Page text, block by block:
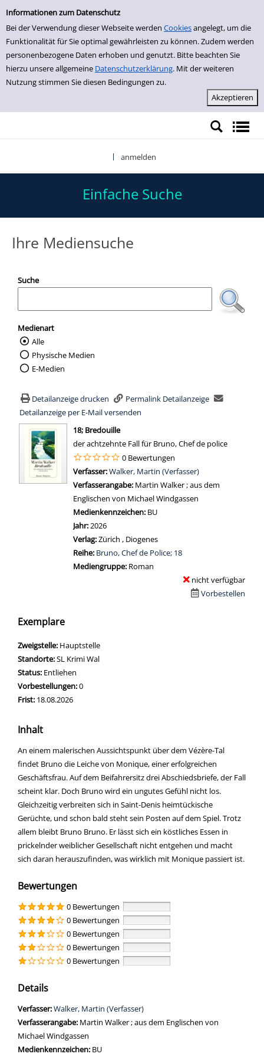
Einfache Suche
Informationen zum Datenschutz
Bei der Verwendung dieser Webseite werden Cookiesangelegt, um die
Funktionalität für Sie optimal gewährleisten zu können. Zudem werden
personenbezogene Daten erhoben und genutzt. Bitte beachten Sie
hierzu unsere allgemeine Datenschutzerklärung. Mit der weiteren
Nutzung stimmen Sie diesen Bedingungen zu.
Zur Detailanzeige springen
anmelden
Einfache Suche
Ihre Mediensuche
Suche
Medienart
Wählen Sie die Medienart nach der Sie
Alle
Physische Medien
E-Medien
Detailanzeige drucken
Permalink Detailanzeige
Detailanzeige per E-Mail versenden
wird in neuem Tab geöffnet
18; Bredouille
der achtzehnte Fall für Bruno, Chef de police
0 Bewertungen
Verfasser:Suche nach diesem Verfasser
Walker, Martin (Verfasser)
Verfasserangabe: Martin Walker ; aus dem
Englischen von Michael Windgassen
Medienkennzeichen: BU
Jahr: 2026
Verlag:Zürich , Diogenes
Reihe: Bruno, Chef de Police; 18
Mediengruppe: Roman
nicht verfügbar
Vorbestellen
Exemplare
Zweigstelle: Hauptstelle
Standorte:SL Krimi Wal
Status: Entliehen
Vorbestellungen:0
Frist: 18.08.2026
Inhalt
An einem malerischen Aussichtspunkt über dem Vézère-Tal
findet Bruno die Leiche von Monique, einer erfolgreichen
Geschäftsfrau. Auf dem Beifahrersitz drei Abschiedsbriefe, der Fall
scheint klar. Doch Bruno wird ein ungutes Gefühl nicht los.
Gleichzeitig verbreiten sich in Saint-Denis heimtückische
Gerüchte, und schon bald steht sein Posten auf dem Spiel. Trotz
allem bleibt Bruno Bruno. Er lässt sich ein köstliches Essen in
prickelnder weiblicher Gesellschaft nicht entgehen und macht
sich daran herauszufinden, was wirklich mit Monique passiert ist.
Bewertungen
0 Bewertungen
0 Bewertungen
0 Bewertungen
0 Bewertungen
0 Bewertungen
Details
Verfasser:Suche nach diesem Verfasser
Walker, Martin (Verfasser)
Verfasserangabe: Martin Walker ; aus dem Englischen von
Michael Windgassen
Medienkennzeichen: BU